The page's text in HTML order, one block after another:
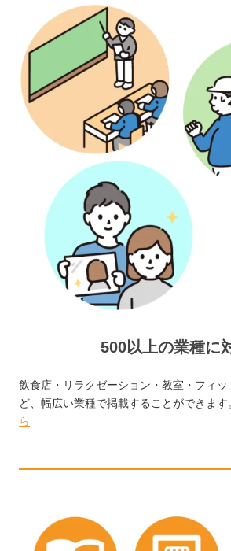
500以上の業種に
飲食店・リラクゼーション・教室・フィ
ど、幅広い業種で掲載することができます
ら